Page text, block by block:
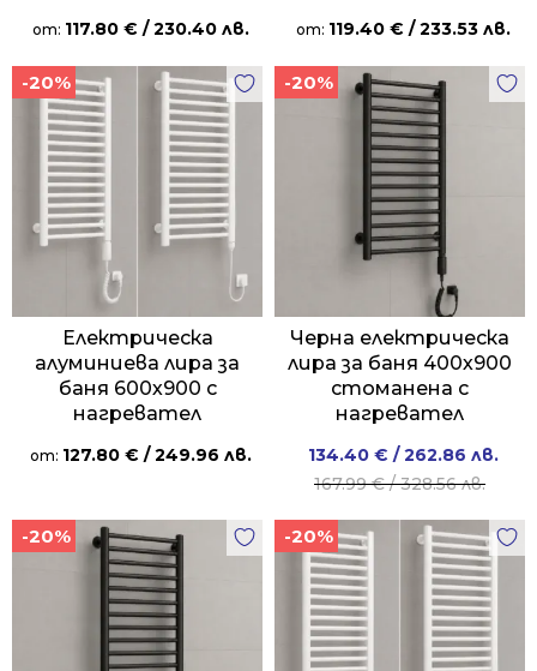
от: 117.80 € / 230.40 лв. от: 119.40 € / 233.53 лв.
-20%
Електрическа
алуминиева лира за
баня 600х900 с
нагревател
от: 127.80 € / 249.96 лв.
-20%
Черна електрическа
лира за баня 400х900
стоманена с
нагревател
167.99€/ 328.56 лв.
Original
price
167.99 €
328.56 лв..
134.40 € / 262.86 лв.
Current
price
134.40 €
262.86 лв..
-20% -20%